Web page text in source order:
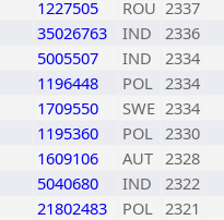
1227505 ROU 2337
35026763 IND 2336
5005507 IND
2334
1196448 POL 2334
1709550 SWE 2334
1195360 POL 2330
1609106 AUT 2328
5040680 IND
2322
21802483 POL 2321